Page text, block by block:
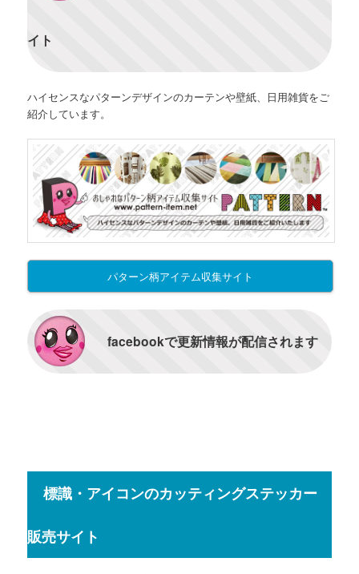
イト
ハイセンスなパターンデザインのカーテンや壁紙、日用雑貨をご
紹介しています。
パターン柄アイテム収集サイト
facebookで更新情報が配信されます
標識・アイコンのカッティングステッカー
販売サイト